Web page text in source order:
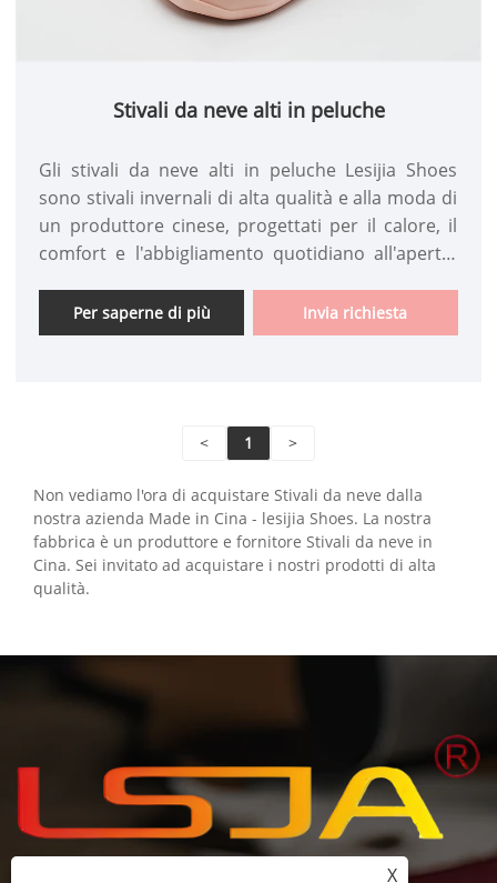
Stivali da neve alti in peluche
Gli stivali da neve alti in peluche Lesijia Shoes
sono stivali invernali di alta qualità e alla moda di
un produttore cinese, progettati per il calore, il
comfort e l'abbigliamento quotidiano all'aperto.
stabile antiscivolo e un look pulito e moderno
adatto a molteplici scenari invernali. Contattaci
Per saperne di più Invia richiesta
< 1 >
Non vediamo l'ora di acquistare Stivali da neve dalla
nostra azienda Made in Cina - lesijia Shoes. La nostra
fabbrica è un produttore e fornitore Stivali da neve in
Cina. Sei invitato ad acquistare i nostri prodotti di alta
qualità.
X